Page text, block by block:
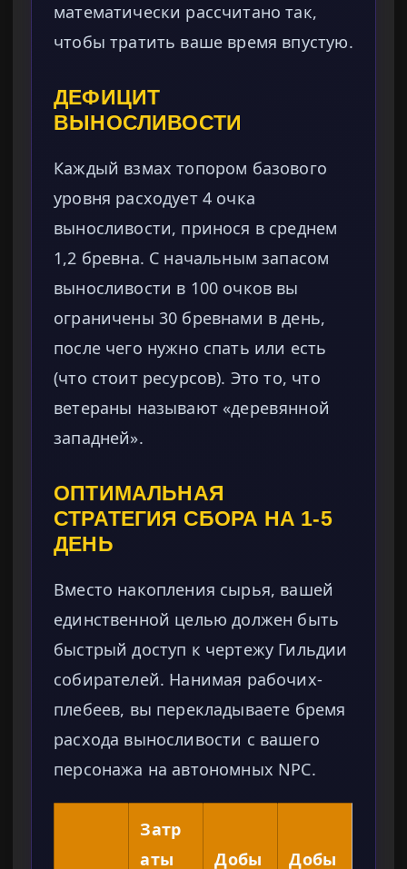
математически рассчитано так,
чтобы тратить ваше время впустую.
ДЕФИЦИТ
ВЫНОСЛИВОСТИ
Каждый взмах топором базового
уровня расходует 4 очка
выносливости, принося в среднем
1,2 бревна. С начальным запасом
выносливости в 100 очков вы
ограничены 30 бревнами в день,
после чего нужно спать или есть
(что стоит ресурсов). Это то, что
ветераны называют «деревянной
западней».
ОПТИМАЛЬНАЯ
СТРАТЕГИЯ СБОРА НА 1-5
ДЕНЬ
Вместо накопления сырья, вашей
единственной целью должен быть
быстрый доступ к чертежу Гильдии
собирателей. Нанимая рабочих-
плебеев, вы перекладываете бремя
расхода выносливости с вашего
персонажа на автономных NPC.
Затр
аты
Добы
Добы